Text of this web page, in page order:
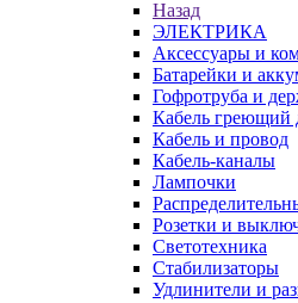
Назад
ЭЛЕКТРИКА
Аксессуары и
Батарейки и
Гофротруба и
Кабель греющий
Кабель и провод
Кабель-каналы
Лампочки
Розетки и
Светотехника
Стабилизаторы
Удлинители и